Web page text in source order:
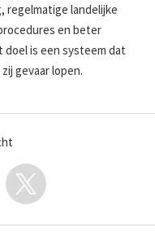
regelmatige landelijke
en beter
is een systeem dat
gevaar lopen.